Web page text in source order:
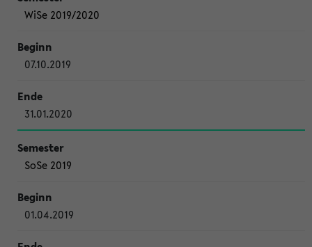
WiSe 2019/2020
07.10.2019
31.01.2020
SoSe 2019
01.04.2019